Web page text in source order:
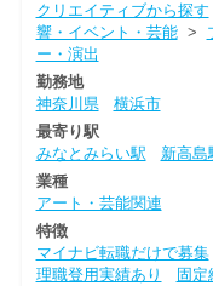
クリエイティブから探す
響・イベント・芸能>
ー・演出
勤務地
神奈川県
横浜市
最寄り駅
みなとみらい駅
新高島
業種
アート・芸能関連
特徴
マイナビ転職だけで募集
理職登用実績あり
固定